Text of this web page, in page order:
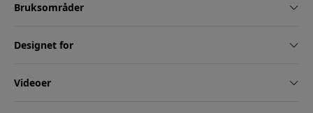
Bruksområder
Designet for
Videoer